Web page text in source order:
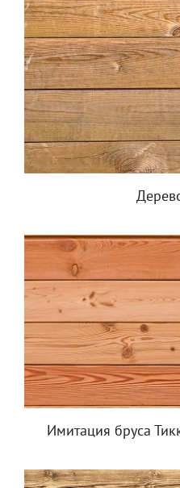
Имитация бруса